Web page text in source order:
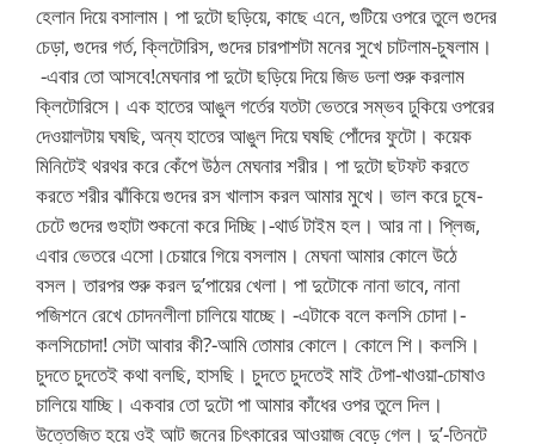
হেলান দিয়ে বসালাম। পা দুটো ছড়িয়ে, কাছে এনে, গুটিয়ে ওপরে তুলে গুদের
চেড়া, গুদের গর্ত, ক্লিটোরিস, গুদের চারপাশটা মনের সুখে চাটলাম-চুষলাম।
-এবার তো আসবে!মেঘনার পা দুটো ছড়িয়ে দিয়ে জিভ ডলা শুরু করলাম
ক্লিটোরিসে। এক হাতের আঙুল গর্তের যতটা ভেতরে সম্ভব ঢুকিয়ে ওপরের
দেওয়ালটায় ঘষছি, অন্য হাতের আঙুল দিয়ে ঘষছি পোঁদের ফুটো। কয়েক
মিনিটেই থরথর করে কেঁপে উঠল মেঘনার শরীর। পা দুটো ছটফট করতে
করতে শরীর ঝাঁকিয়ে গুদের রস খালাস করল আমার মুখে। ভাল করে চুষে-
চেটে গুদের গুহাটা শুকনো করে দিচ্ছি।-থার্ড টাইম হল। আর না। প্লিজ,
এবার ভেতরে এসো।চেয়ারে গিয়ে বসলাম। মেঘনা আমার কোলে উঠে
বসল। তারপর শুরু করল দু’পায়ের খেলা। পা দুটোকে নানা ভাবে, নানা
পজিশনে রেখে চোদনলীলা চালিয়ে যাচ্ছে। -এটাকে বলে কলসি চোদা।-
কলসিচোদা! সেটা আবার কী?-আমি তোমার কোলে। কোলে শি। কলসি।
চুদতে চুদতেই কথা বলছি, হাসছি। চুদতে চুদতেই মাই টেপা-খাওয়া-চোষাও
চালিয়ে যাচ্ছি। একবার তো দুটো পা আমার কাঁধের ওপর তুলে দিল।
উত্তেজিত হয়ে ওই আট জনের চিৎকারের আওয়াজ বেড়ে গেল। দু’-তিনটে